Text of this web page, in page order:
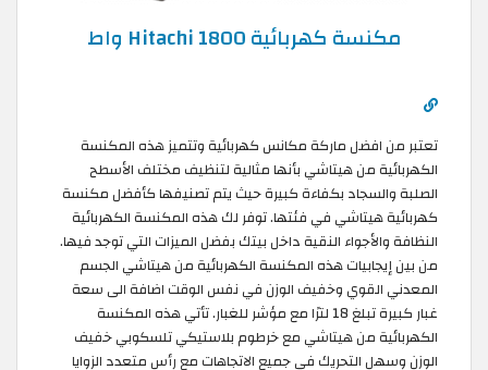
مكنسة كهربائية Hitachi 1800 واط
تعتبر من افضل ماركة مكانس كهربائية وتتميز هذه المكنسة
الكهربائية من هيتاشي بأنها مثالية لتنظيف مختلف الأسطح
الصلبة والسجاد بكفاءة كبيرة حيث يتم تصنيفها كأفضل مكنسة
كهربائية هيتاشي في فئتها. توفر لك هذه المكنسة الكهربائية
النظافة والأجواء النقية داخل بيتك بفضل الميزات التي توجد فيها.
من بين إيجابيات هذه المكنسة الكهربائية من هيتاشي الجسم
المعدني القوي وخفيف الوزن في نفس الوقت اضافة الى سعة
غبار كبيرة تبلغ 18 لترًا مع مؤشر للغبار. تأتي هذه المكنسة
الكهربائية من هيتاشي مع خرطوم بلاستيكي تلسكوبي خفيف
الوزن وسهل التحريك في جميع الاتجاهات مع رأس متعدد الزوايا